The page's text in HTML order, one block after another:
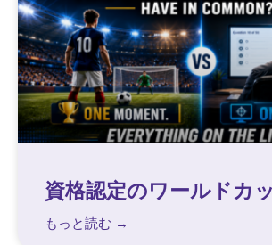
資格認定のワールドカ
もっと読む →